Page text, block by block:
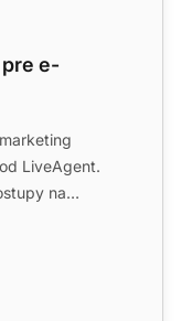
e-
LiveAgent.
na